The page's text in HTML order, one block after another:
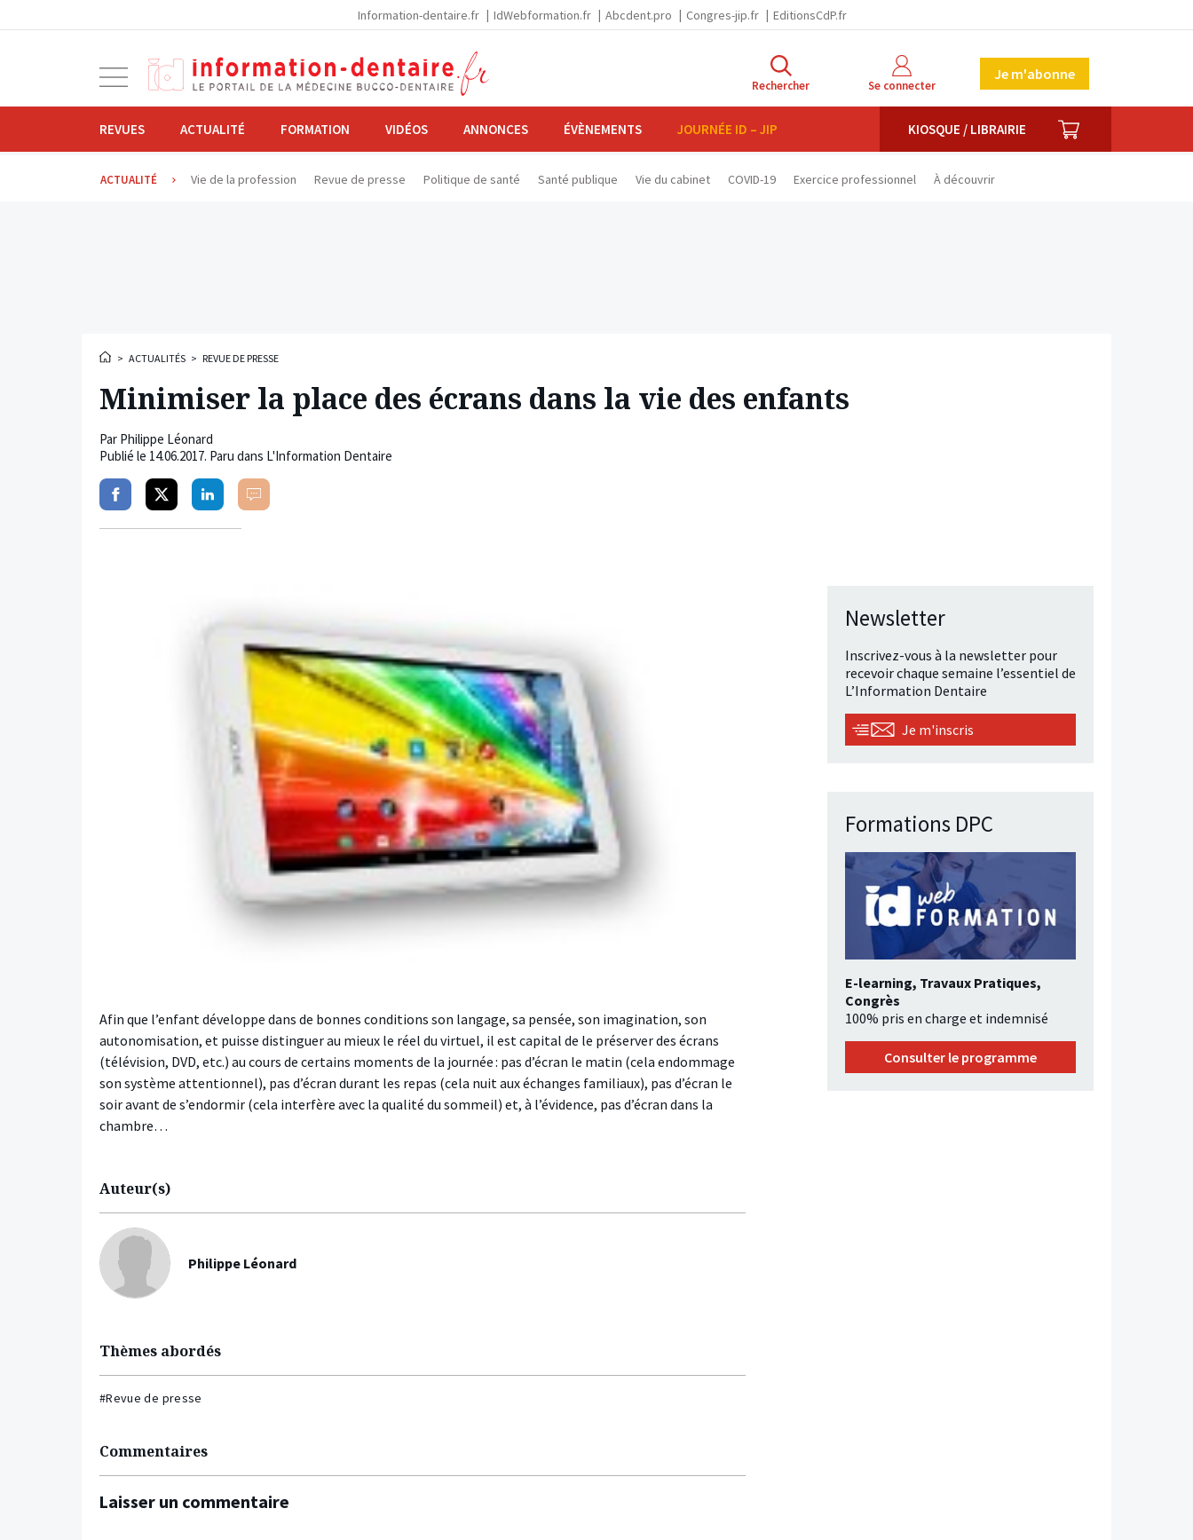
Information-dentaire.fr IdWebformation.fr Abcdent.pro Congres-jip.fr EditionsCdP.fr
navigation
Rechercher Se connecter
Je m'abonne
REVUES ACTUALITÉ FORMATION VIDÉOS ANNONCES ÉVÈNEMENTS JOURNÉE ID – JIP KIOSQUE / LIBRAIRIE PANIER
ACTUALITÉ Vie de la profession Revue de presse Politique de santé Santé publique Vie du cabinet COVID-19 Exercice professionnel À découvrir
> ACTUALITÉS > REVUE DE PRESSE
Minimiser la place des écrans dans la vie des enfants
Par Philippe Léonard
Publié le 14.06.2017. Paru dans L'Information Dentaire
PartagerPartagerPartagerCommenter
Afin que l’enfant développe dans de bonnes conditions son langage, sa pensée, son imagination, son
autonomisation, et puisse distinguer au mieux le réel du virtuel, il est capital de le préserver des écrans
(télévision, DVD, etc.) au cours de certains moments de la journée : pas d’écran le matin (cela endommage
son système attentionnel), pas d’écran durant les repas (cela nuit aux échanges familiaux), pas d’écran le
soir avant de s’endormir (cela interfère avec la qualité du sommeil) et, à l’évidence, pas d’écran dans la
chambre…
Auteur(s)
Philippe Léonard
Thèmes abordés
#Revue de presse
Commentaires
Laisser un commentaire
Newsletter
Inscrivez-vous à la newsletter pour
recevoir chaque semaine l’essentiel de
L’Information Dentaire
Je m'inscris
Formations DPC
E-learning, Travaux Pratiques,
Congrès
100% pris en charge et indemnisé
Consulter le programme